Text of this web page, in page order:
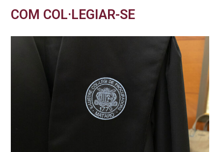
COM COL·LEGIAR-SE